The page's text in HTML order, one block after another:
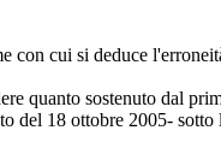
con cui si deduce
quanto sostenuto dal
del 18 ottobre 2005-